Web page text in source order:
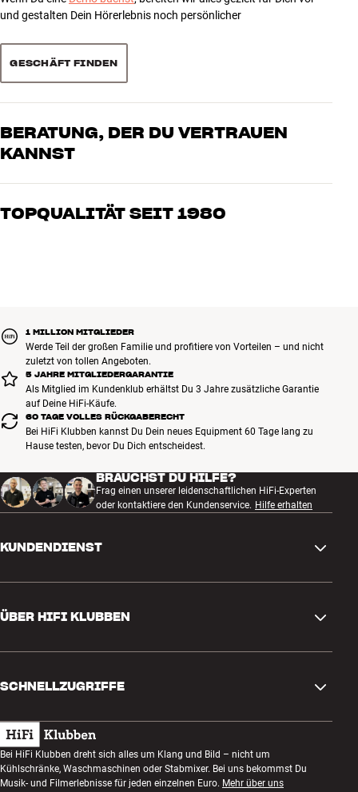
Charlottenburg
und gestalten Dein Hörerlebnis noch persönlicher
GESCHÄFT FINDEN
BERATUNG, DER DU VERTRAUEN
KANNST
Unsere Mitarbeiter sind echte Enthusiasten, die unsere Produkte
oder Heimkino. Erzähle uns, wovon Du träumst, und wir finden
TOPQUALITÄT SEIT 1980
1 MILLION MITGLIEDER
Werde Teil der großen Familie und profitiere von Vorteilen – und nicht
zuletzt von tollen Angeboten.
5 JAHRE MITGLIEDERGARANTIE
Als Mitglied im Kundenklub erhältst Du 3 Jahre zusätzliche Garantie
auf Deine HiFi-Käufe.
60 TAGE VOLLES RÜCKGABERECHT
Bei HiFi Klubben kannst Du Dein neues Equipment 60 Tage lang zu
Hause testen, bevor Du Dich entscheidest.
BRAUCHST DU HILFE?
Frag einen unserer leidenschaftlichen HiFi-Experten
oder kontaktiere den Kundenservice. Hilfe erhalten
KUNDENDIENST
Rückgabe und Reklamation
Bestellung widerrufen
AGB
Datenschutzerklärung
ÜBER HIFI KLUBBEN
Kundenklub
Abend zum Zuhören
Wettbewerbe
SCHNELLZUGRIFFE
Geschenkkarte
Bauen mit Klang
Bei HiFi Klubben dreht sich alles um Klang und Bild – nicht um
Kühlschränke, Waschmaschinen oder Stabmixer. Bei uns bekommst Du
Musik- und Filmerlebnisse für jeden einzelnen Euro. Mehr über uns